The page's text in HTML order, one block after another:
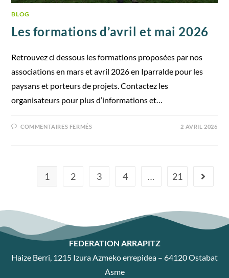
BLOG
Les formations d’avril et mai 2026
Retrouvez ci dessous les formations proposées par nos
associations en mars et avril 2026 en Iparralde pour les
paysans et porteurs de projets. Contactez les
organisateurs pour plus d’informations et…
COMMENTAIRES FERMÉS 2 AVRIL 2026
1 2 3 4 … 21
FEDERATION ARRAPITZ
Haize Berri, 1215 Izura Azmeko errepidea – 64120 Ostabat
Asme